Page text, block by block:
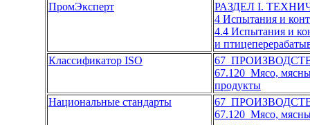
ПромЭксперт
РАЗДЕЛ I.
4 Испытания и
4.4 Испытания и
и
Классификатор ISO
67
67.120 Мясо,
продукты
Национальные стандарты
67
67.120 Мясо,